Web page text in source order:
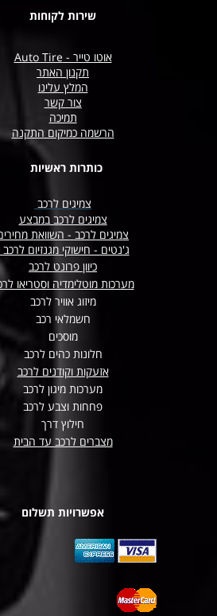
שירות לקוחות
אוטו טייר - Auto Tire
תקנון האתר
המלץ עלינו
צור קשר
תמיכה
הרשמה כמיקום התקנה
כותרות ראשיות
צמיגים לרכב
צמיגים לרכב במבצע
צמיגים לרכב - השוואת
ג'נטים - חישוקי מגנזיום לרכב
כיוון פרונט לרכב
מערכות מוטלימדיה וסטריאו
מיזוג אוויר לרכב
חשמלאי רכב
מוסכים
חלונות כהים לרכב
אזעקות וקודנים לרכב
מערכות מיגון לרכב
פחחות וצבע לרכב
חילוץ דרך
מצברים לרכב עד הבית
אפשרויות תשלום